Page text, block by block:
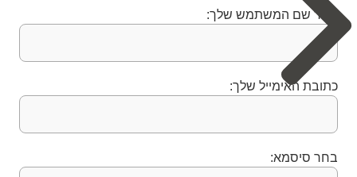
בחר שם המשתמש שלך:
כתובת האימייל שלך:
בחר סיסמא: